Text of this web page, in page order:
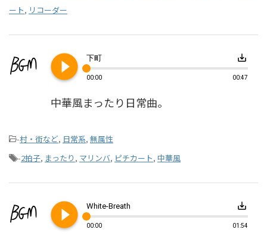
ート, リコーダー
play_circle_filled 下町 save_alt
00:00 00:47
中華風まったり日常曲。
-村・街など, 日常系, 無属性
-2拍子, まったり , マリンバ, ピチカート, 中華風
play_circle_filled White-Breath save_alt
00:00 01:54